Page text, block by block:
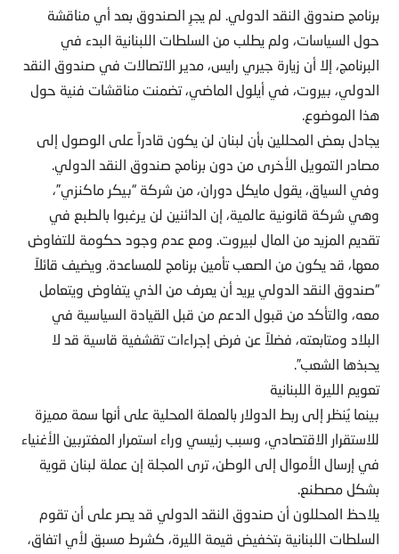
برنامج صندوق النقد الدولي. لم يجرِ الصندوق بعد أي مناقشة
حول السياسات، ولم يطلب من السلطات اللبنانية البدء في
البرنامج، إلا أن زيارة جيري رايس، مدير الاتصالات في صندوق النقد
الدولي، بيروت، في أيلول الماضي، تضمنت مناقشات فنية حول
هذا الموضوع.
يجادل بعض المحللين بأن لبنان لن يكون قادراً على الوصول إلى
مصادر التمويل الأخرى من دون برنامج صندوق النقد الدولي.
وفي السياق، يقول مايكل دوران، من شركة “بيكر ماكنزي”،
وهي شركة قانونية عالمية، إن الدائنين لن يرغبوا بالطبع في
تقديم المزيد من المال لبيروت. ومع عدم وجود حكومة للتفاوض
معها، قد يكون من الصعب تأمين برنامج للمساعدة. ويضيف قائلاً
“صندوق النقد الدولي يريد أن يعرف من الذي يتفاوض ويتعامل
معه، والتأكد من قبول الدعم من قبل القيادة السياسية في
البلاد ومتابعته، فضلاً عن فرض إجراءات تقشفية قاسية قد لا
يحبذها الشعب”.
تعويم الليرة اللبنانية
بينما يُنظر إلى ربط الدولار بالعملة المحلية على أنها سمة مميزة
للاستقرار الاقتصادي، وسبب رئيسي وراء استمرار المغتربين الأغنياء
في إرسال الأموال إلى الوطن، ترى المجلة إن عملة لبنان قوية
بشكل مصطنع.
يلاحظ المحللون أن صندوق النقد الدولي قد يصر على أن تقوم
السلطات اللبنانية بتخفيض قيمة الليرة، كشرط مسبق لأي اتفاق،